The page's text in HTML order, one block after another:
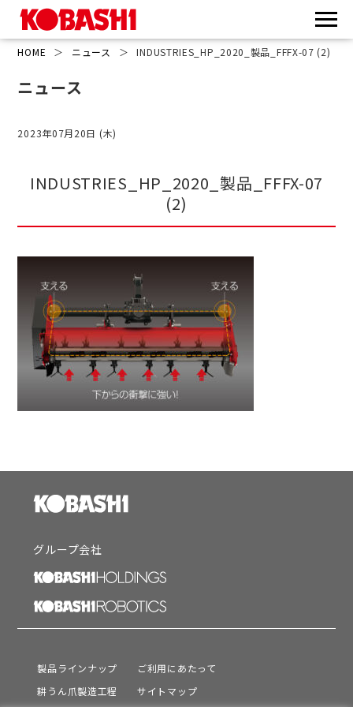
HOME ＞ ニュース ＞ INDUSTRIES_HP_2020_製品_FFFX-07 (2)
ニュース
2023年07月20日 (木)
INDUSTRIES_HP_2020_製品_FFFX-07
(2)
グループ会社
製品ラインナップ
耕うん爪製造工程
ご利用にあたって
サイトマップ